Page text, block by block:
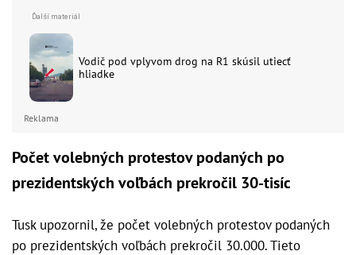
Vodič pod vplyvom drog na R1 skúsil utiecť
hliadke
Reklama
Počet volebných protestov podaných po
prezidentských voľbách prekročil 30-tisíc
Tusk upozornil, že počet volebných protestov podaných
po prezidentských voľbách prekročil 30.000. Tieto